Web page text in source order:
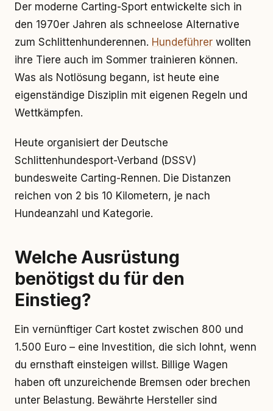
Der moderne Carting-Sport entwickelte sich in
den 1970er Jahren als schneelose Alternative
zum Schlittenhunderennen. Hundeführer wollten
ihre Tiere auch im Sommer trainieren können.
Was als Notlösung begann, ist heute eine
eigenständige Disziplin mit eigenen Regeln und
Wettkämpfen.
Heute organisiert der Deutsche
Schlittenhundesport-Verband (DSSV)
bundesweite Carting-Rennen. Die Distanzen
reichen von 2 bis 10 Kilometern, je nach
Hundeanzahl und Kategorie.
Welche Ausrüstung
benötigst du für den
Einstieg?
Ein vernünftiger Cart kostet zwischen 800 und
1.500 Euro – eine Investition, die sich lohnt, wenn
du ernsthaft einsteigen willst. Billige Wagen
haben oft unzureichende Bremsen oder brechen
unter Belastung. Bewährte Hersteller sind